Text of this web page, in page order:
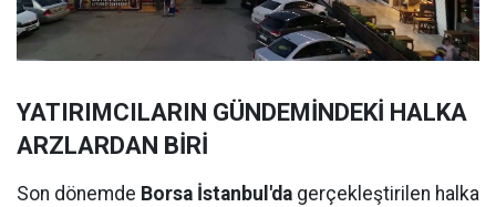
YATIRIMCILARIN GÜNDEMİNDEKİ HALKA
ARZLARDAN BİRİ
Son dönemde Borsa İstanbul'da gerçekleştirilen halka